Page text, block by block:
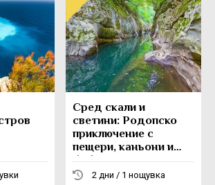
Сред скали и
светини: Родопско
приключение с
пещери, каньони и
боб
2 дни / 1 нощувка